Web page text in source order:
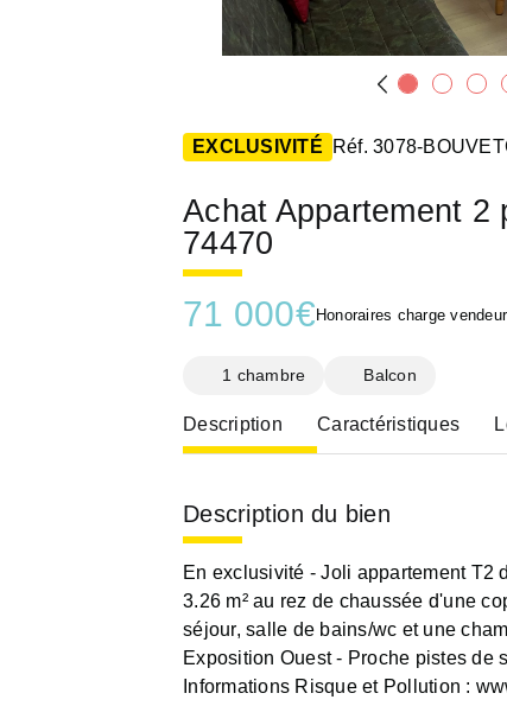
EXCLUSIVITÉ Réf. 3078-
Achat Appartement 2
74470
71 000€ Honoraires charge vendeur
1 chambre Balcon
Description Caractéristiques
Description du bien
En exclusivité - Joli appartement T2
3.26 m² au rez de chaussée d'une
séjour, salle de bains/wc et une
Exposition Ouest - Proche pistes de
Informations Risque et Pollution :